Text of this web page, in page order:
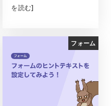
を読む]
フォーム